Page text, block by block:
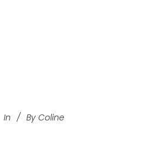
In By Coline